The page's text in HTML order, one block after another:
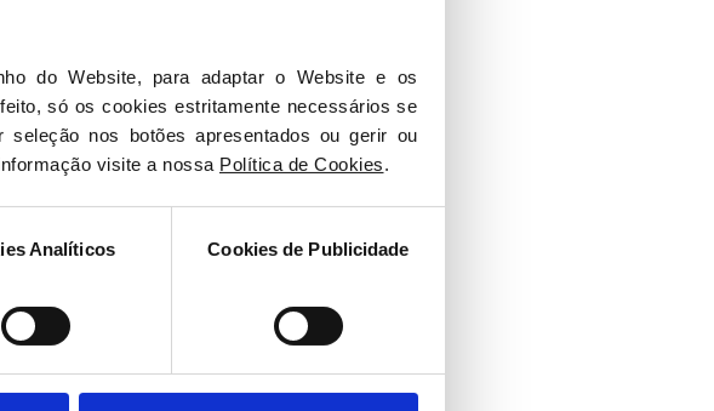
do Website, para adaptar o Website e os
só os cookies estritamente necessários se
nos botões apresentados ou gerir ou
visite a nossa Política de Cookies.
Analíticos Cookies de Publicidade